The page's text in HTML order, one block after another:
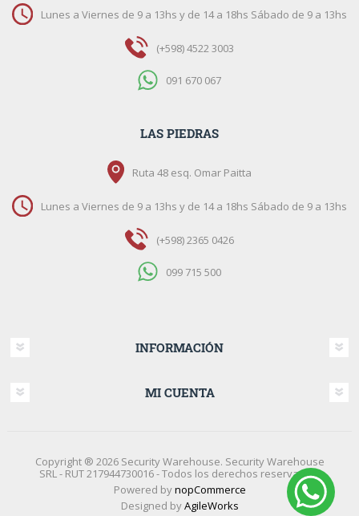
Lunes a Viernes de 9 a 13hs y de 14 a 18hs Sábado de 9 a 13hs
(+598) 4522 3003
091 670 067
LAS PIEDRAS
Ruta 48 esq. Omar Paitta
Lunes a Viernes de 9 a 13hs y de 14 a 18hs Sábado de 9 a 13hs
(+598) 2365 0426
099 715 500
INFORMACIÓN
MI CUENTA
Copyright ® 2026 Security Warehouse. Security Warehouse
SRL - RUT 217944730016 - Todos los derechos reservados.
Powered bynopCommerce
Designed byAgileWorks